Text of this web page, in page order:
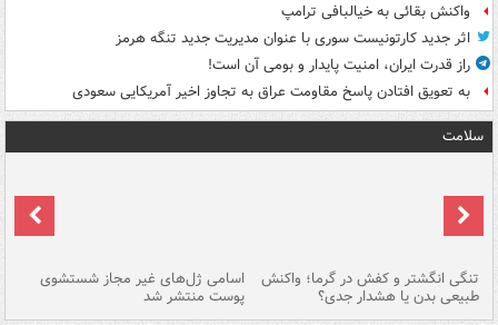
واکنش بقائی به خیالبافی ترامپ
اثر جدید کارتونیست سوری با عنوان مدیریت جدید تنگه هرمز
راز قدرت ایران، امنیت پایدار و بومی آن است!
به تعویق افتادن پاسخ مقاومت عراق به تجاوز اخیر آمریکایی سعودی
سلامت
تنگی انگشتر و کفش در گرما؛ واکنش
طبیعی بدن یا هشدار جدی؟
اسامی ژل‌های غیر مجاز شستشوی
پوست منتشر شد